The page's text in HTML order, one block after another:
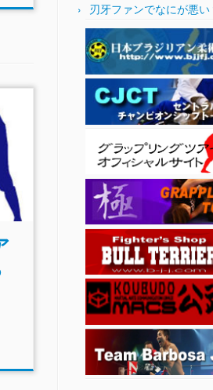
刃牙ファンでなにが悪